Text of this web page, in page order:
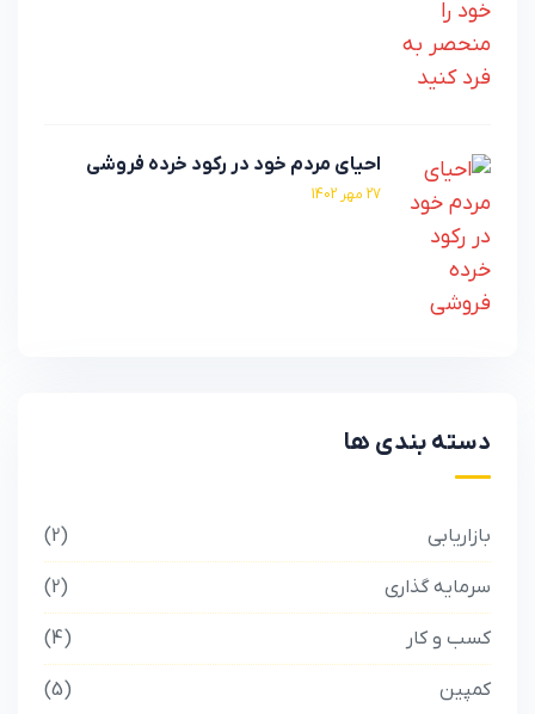
احیای مردم خود در رکود خرده فروشی
27 مهر 1402
دسته بندی ها
بازاریابی 2
سرمایه گذاری 2
کسب و کار 4
کمپین 5